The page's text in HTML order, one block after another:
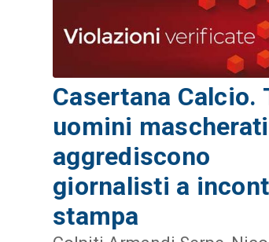
Casertana Calcio.
uomini mascherati
aggrediscono
giornalisti a
stampa